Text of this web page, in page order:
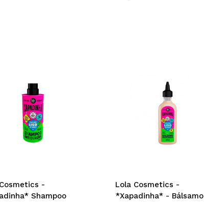
-
Shampoo
Lola Cosmetics -
*Xapadinha* - Bálsamo